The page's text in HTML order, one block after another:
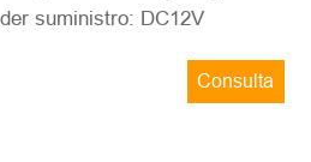
suministro: DC12V
Consulta